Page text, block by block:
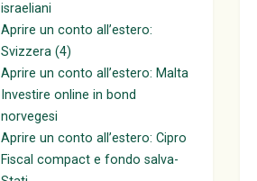
israeliani
Aprire un conto all’estero:
Svizzera (4)
Aprire un conto all’estero: Malta
Investire online in bond
norvegesi
Aprire un conto all’estero: Cipro
Fiscal compact e fondo salva-